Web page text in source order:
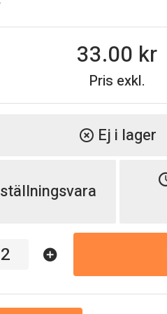
Pris exkl.
33.00
highlight_off Ej i lager
add_circle